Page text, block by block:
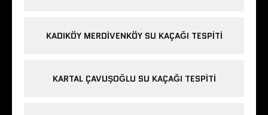
KADIKÖY MERDIVENKÖY SU KAÇAĞI TESPITI
KARTAL ÇAVUŞOĞLU SU KAÇAĞI TESPITI